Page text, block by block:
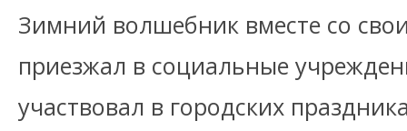
Зимний волшебник вместе со
приезжал в социальные
участвовал в городских